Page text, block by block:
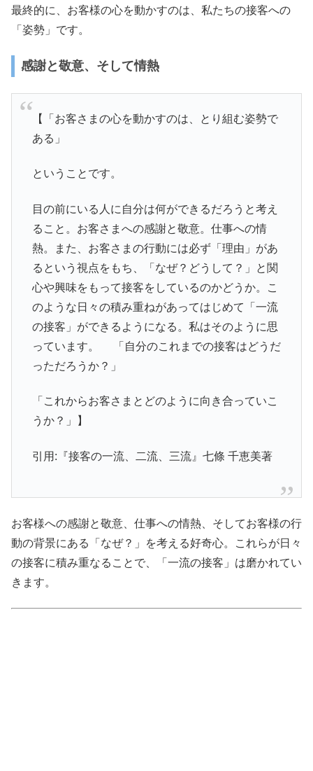
最終的に、お客様の心を動かすのは、私たちの接客への
「姿勢」です。
感謝と敬意、そして情熱
【「お客さまの心を動かすのは、とり組む姿勢で
ある」
ということです。
目の前にいる人に自分は何ができるだろうと考え
ること。お客さまへの感謝と敬意。仕事への情
熱。また、お客さまの行動には必ず「理由」があ
るという視点をもち、「なぜ？どうして？」と関
心や興味をもって接客をしているのかどうか。こ
のような日々の積み重ねがあってはじめて「一流
の接客」ができるようになる。私はそのように思
っています。 「自分のこれまでの接客はどうだ
っただろうか？」
「これからお客さまとどのように向き合っていこ
うか？」】
引用:『接客の一流、二流、三流』七條 千恵美著
お客様への感謝と敬意、仕事への情熱、そしてお客様の行
動の背景にある「なぜ？」を考える好奇心。これらが日々
の接客に積み重なることで、「一流の接客」は磨かれてい
きます。